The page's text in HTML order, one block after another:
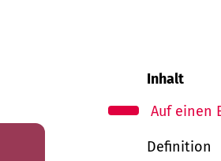
Inhalt
Auf einen
Definition